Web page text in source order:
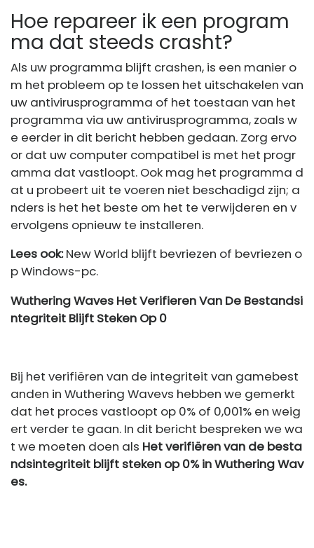
Hoe repareer ik een program
ma dat steeds crasht?
Als uw programma blijft crashen, is een manier o
m het probleem op te lossen het uitschakelen van
uw antivirusprogramma of het toestaan ​​van het
programma via uw antivirusprogramma, zoals w
e eerder in dit bericht hebben gedaan. Zorg ervo
or dat uw computer compatibel is met het progr
amma dat vastloopt. Ook mag het programma d
at u probeert uit te voeren niet beschadigd zijn; a
nders is het het beste om het te verwijderen en v
ervolgens opnieuw te installeren.
Lees ook:New World blijft bevriezen of bevriezen o
p Windows-pc.
Wuthering Waves Het Verifieren Van De Bestandsi
ntegriteit Blijft Steken Op 0
Bij het verifiëren van de integriteit van gamebest
anden in Wuthering Wavevs hebben we gemerkt
dat het proces vastloopt op 0% of 0,001% en weig
ert verder te gaan. In dit bericht bespreken we wa
t we moeten doen als Het verifiëren van de besta
ndsintegriteit blijft steken op 0% in Wuthering Wav
es.